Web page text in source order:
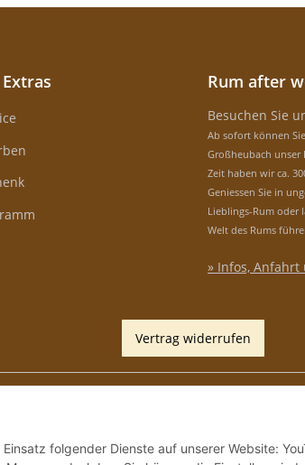
Rum after
Besuchen Sie
Ab sofort können
Großheubach unser
Zeit haben wir ca.
Geniessen Sie in
Lieblings-Rum oder
Welt des Rums
» Infos,
Vertrag widerrufen
folgender Dienste auf unserer Website: